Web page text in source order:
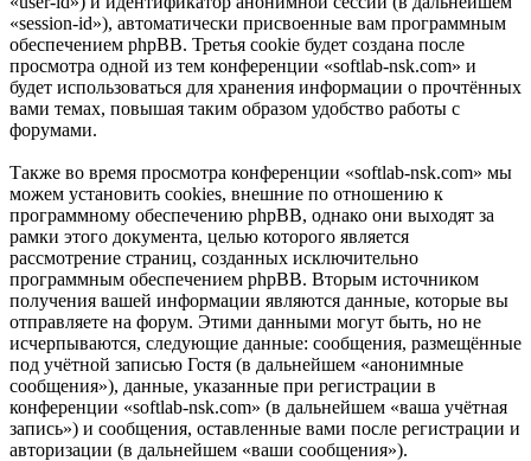
«session-id»), автоматически присвоенные вам программным
обеспечением phpBB. Третья cookie будет создана после
просмотра одной из тем конференции «softlab-nsk.com» и
будет использоваться для хранения информации о прочтённых
вами темах, повышая таким образом удобство работы с
форумами.
Также во время просмотра конференции «softlab-nsk.com» мы
можем установить cookies, внешние по отношению к
программному обеспечению phpBB, однако они выходят за
рамки этого документа, целью которого является
рассмотрение страниц, созданных исключительно
программным обеспечением phpBB. Вторым источником
получения вашей информации являются данные, которые вы
отправляете на форум. Этими данными могут быть, но не
исчерпываются, следующие данные: сообщения, размещённые
под учётной записью Гостя (в дальнейшем «анонимные
сообщения»), данные, указанные при регистрации в
конференции «softlab-nsk.com» (в дальнейшем «ваша учётная
запись») и сообщения, оставленные вами после регистрации и
авторизации (в дальнейшем «ваши сообщения»).